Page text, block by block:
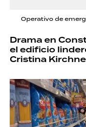
Operativo de
Drama en
el edificio
Cristina